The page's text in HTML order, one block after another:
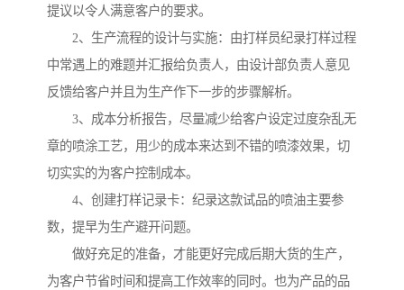
提议以令人满意客户的要求。
2、生产流程的设计与实施：由打样员纪录打样过程
中常遇上的难题并汇报给负责人，由设计部负责人意见
反馈给客户并且为生产作下一步的步骤解析。
3、成本分析报告，尽量减少给客户设定过度杂乱无
章的喷涂工艺，用少的成本来达到不错的喷漆效果，切
切实实的为客户控制成本。
4、创建打样记录卡：纪录这款试品的喷油主要参
数，提早为生产避开问题。
做好充足的准备，才能更好完成后期大货的生产，
为客户节省时间和提高工作效率的同时。也为产品的品